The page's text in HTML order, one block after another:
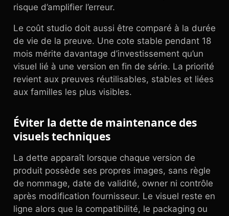
risque d’amplifier l’erreur.
Le coût studio doit aussi être comparé à la durée
de vie de la preuve. Une cote stable pendant 18
mois mérite davantage d’investissement qu’un
visuel lié à une version en fin de série. La priorité
revient aux preuves réutilisables, stables et liées
aux familles les plus visibles.
Éviter la dette de maintenance des
visuels techniques
La dette apparaît lorsque chaque version de
produit possède ses propres images, sans règle
de nommage, date de validité, owner ni contrôle
après modification fournisseur. Le visuel reste en
ligne alors que la compatibilité, le packaging ou